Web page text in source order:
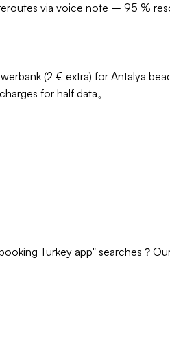
via voice note – 95 %
(2 € extra) for Antalya
for half data。
Turkey app" searches？